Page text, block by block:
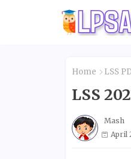
Home LSS
LSS
Mash
April